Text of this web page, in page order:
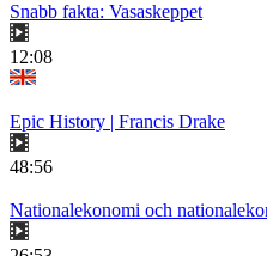
Snabb fakta: Vasaskeppet
12:08
Epic History | Francis Drake
48:56
Nationalekonomi och